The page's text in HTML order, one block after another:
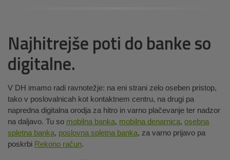
Najhitrejše poti do banke so
digitalne.
V DH imamo radi ravnotežje: na eni strani zelo oseben pristop,
tako v poslovalnicah kot kontaktnem centru, na drugi pa
napredna digitalna orodja za hitro in varno plačevanje ter nadzor
na daljavo. Tu so mobilna banka, mobilna denarnica, osebna
spletna banka, poslovna spletna banka, za varno prijavo pa
poskrbi Rekono račun.